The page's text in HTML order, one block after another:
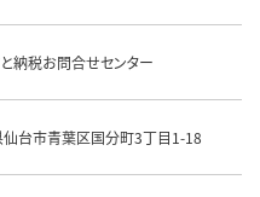
納税お問合せセンター
仙台市青葉区国分町3丁目1-18